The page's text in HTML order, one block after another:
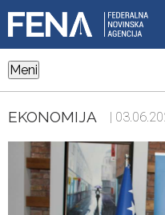
Meni
EKONOMIJA |